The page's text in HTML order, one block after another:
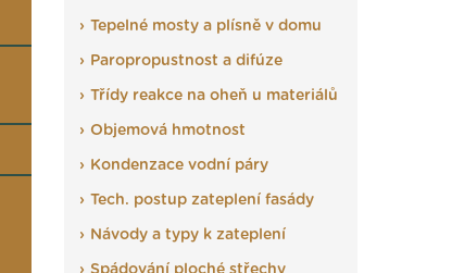
Tepelné mosty a plísně v domu
Paropropustnost a difúze
Třídy reakce na oheň u materiálů
Objemová hmotnost
Kondenzace vodní páry
Tech. postup zateplení fasády
Návody a typy k zateplení
Spádování ploché střechy